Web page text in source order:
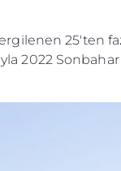
25'ten
2022